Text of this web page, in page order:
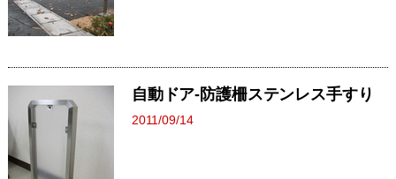
自動ドア‐防護柵ステンレス手すり
2011/09/14